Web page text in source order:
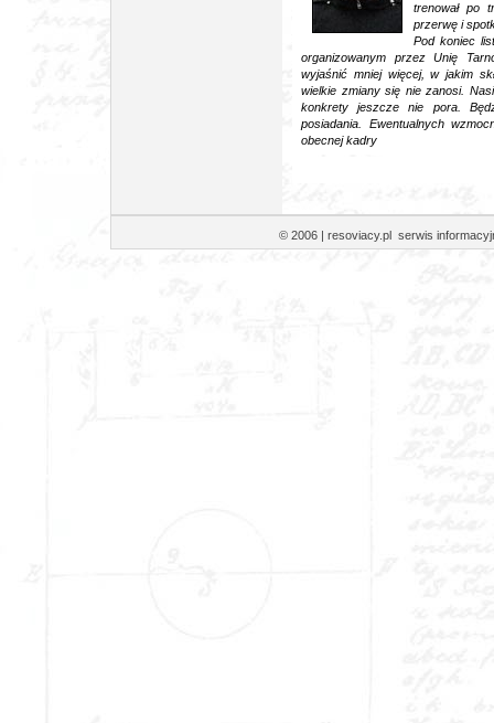
trenował po
przerwę i
Pod koniec
organizowanym przez Unię
wyjaśnić mniej więcej, w jakim
wielkie zmiany się nie zanosi.
konkrety jeszcze nie pora.
posiadania. Ewentualnych
obecnej kadry
© 2006 | resoviacy.pl serwis